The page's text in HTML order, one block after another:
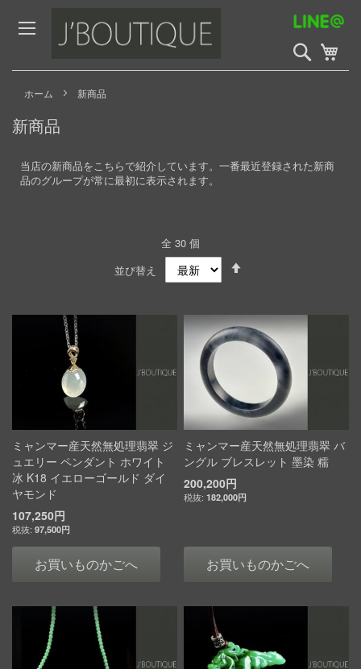
to
Content
検
索
開
ホーム 新商品
新商品
当店の新商品をこちらで紹介しています。一番最近登録された新商
品のグループが常に最初に表示されます。
全 30 個
並び替え
ミャンマー産天然無処理翡翠 ジ
ュエリー ペンダント ホワイト
冰 K18 イエローゴールド ダイ
ヤモンド
107,250円
97,500円
お買いものかごへ
ミャンマー産天然無処理翡翠 バ
ングル ブレスレット 墨染 糯
200,200円
182,000円
お買いものかごへ